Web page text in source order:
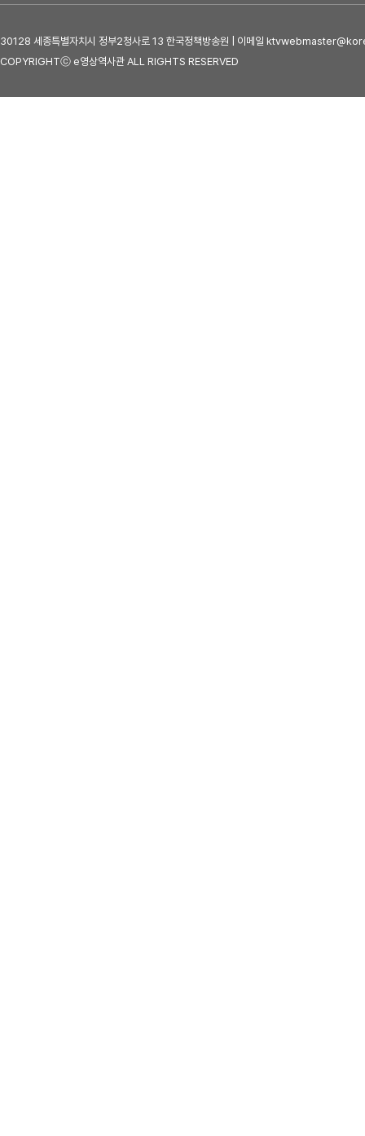
30128 세종특별자치시 정부2청사로 13 한국정책방송원 | 이메일
COPYRIGHTⓒ e영상역사관 ALL RIGHTS RESERVED